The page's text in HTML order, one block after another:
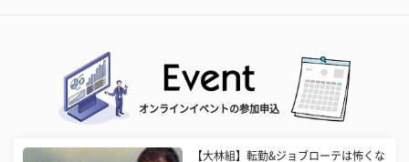
オンラインイベントの参加申込
【大林組】転勤&ジョブローテは怖くな